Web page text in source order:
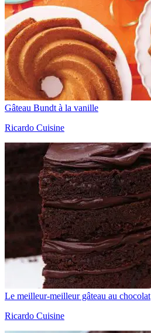
Gâteau Bundt à la vanille
Ricardo Cuisine
Le meilleur-meilleur gâteau au chocolat
Ricardo Cuisine